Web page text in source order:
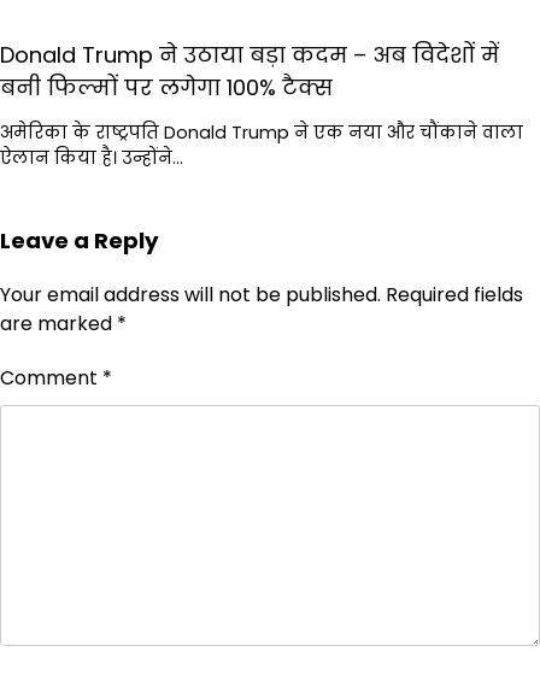
Donald Trump ने उठाया बड़ा कदम – अब विदेशों में
बनी फिल्मों पर लगेगा 100% टैक्स
अमेरिका के राष्ट्रपति Donald Trump ने एक नया और चौंकाने वाला
ऐलान किया है। उन्होंने…
Leave a Reply
Your email address will not be published. Required fields
are marked *
Comment *